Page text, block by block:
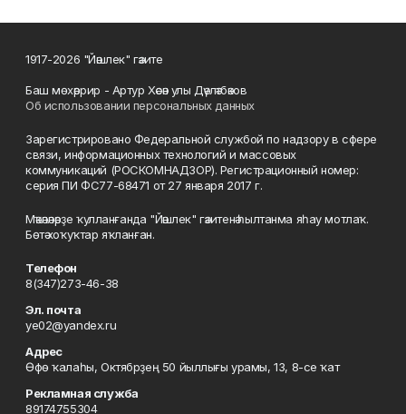
1917-2026 "Йәшлек" гәзите
Баш мөхәррир - Артур Хәсән улы Дәүләтбәков
Об использовании персональных данных
Зарегистрировано Федеральной службой по надзору в сфере
связи, информационных технологий и массовых
коммуникаций (РОСКОМНАДЗОР). Регистрационный номер:
серия ПИ ФС77-68471 от 27 января 2017 г.
Мәҡәләләрҙе ҡулланғанда "Йәшлек" гәзитенә һылтанма яһау мотлаҡ.
Бөтә хоҡуҡтар яҡланған.
Телефон
8(347)273-46-38
Эл. почта
ye02@yandex.ru
Адрес
Өфө ҡалаһы, Октябрҙең 50 йыллығы урамы, 13, 8-се ҡат
Рекламная служба
89174755304